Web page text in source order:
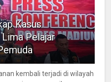
Kasus
Pelajar
kembali terjadi di wilayah